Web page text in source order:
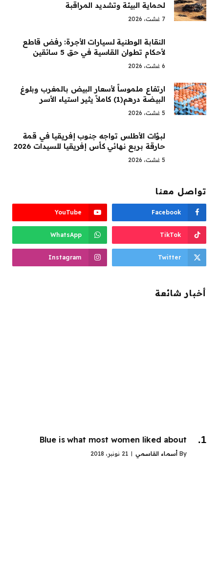
لحماية البيئة وتشديد المراقبة
7 غشت، 2026
النقابة الوطنية لسيارات الأجرة: رفض قاطع
لأحكام تطوان القاسية في حق 5 سائقين
6 غشت، 2026
ارتفاع ملموساً لأسعار البيض بالمغرب وبلوغ
البيضة درهم(1) كاملاً يثير استياء الأسر
5 غشت، 2026
لبؤات الأطلس تواجه جنوب إفريقيا في قمة
حارقة بربع نهائي كأس إفريقيا للسيدات 2026
5 غشت، 2026
تواصل معنا
Facebook
YouTube
TikTok
WhatsApp
Twitter
Instagram
أخبار شائعة
Blue is what most women liked about
By أسماء القاسمي 21 نونبر، 2018